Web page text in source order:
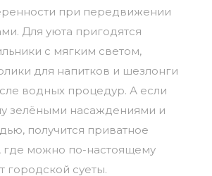
при передвижении
Для уюта пригодятся
с мягким светом,
для напитков и шезлонги
водных процедур. А если
зелёными насаждениями и
получится приватное
где можно по-настоящему
городской суеты.